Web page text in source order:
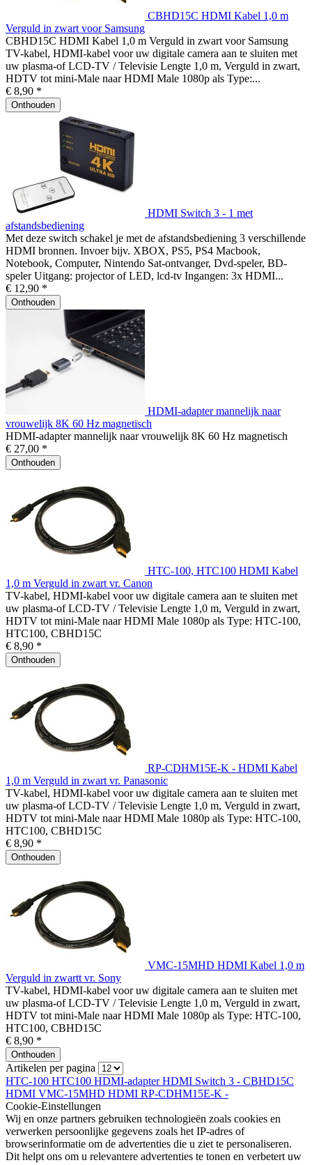
CBHD15C HDMI Kabel 1,0 m
Verguld in zwart voor Samsung
CBHD15C HDMI Kabel 1,0 m Verguld in zwart voor Samsung
TV-kabel, HDMI-kabel voor uw digitale camera aan te sluiten met
uw plasma-of LCD-TV / Televisie Lengte 1,0 m, Verguld in zwart,
HDTV tot mini-Male naar HDMI Male 1080p als Type:...
€ 8,90 *
Onthouden
HDMI Switch 3 - 1 met
afstandsbediening
Met deze switch schakel je met de afstandsbediening 3 verschillende
HDMI bronnen. Invoer bijv. XBOX, PS5, PS4 Macbook,
Notebook, Computer, Nintendo Sat-ontvanger, Dvd-speler, BD-
speler Uitgang: projector of LED, lcd-tv Ingangen: 3x HDMI...
€ 12,90 *
Onthouden
HDMI-adapter mannelijk naar
vrouwelijk 8K 60 Hz magnetisch
HDMI-adapter mannelijk naar vrouwelijk 8K 60 Hz magnetisch
€ 27,00 *
Onthouden
HTC-100, HTC100 HDMI Kabel
1,0 m Verguld in zwart vr. Canon
TV-kabel, HDMI-kabel voor uw digitale camera aan te sluiten met
uw plasma-of LCD-TV / Televisie Lengte 1,0 m, Verguld in zwart,
HDTV tot mini-Male naar HDMI Male 1080p als Type: HTC-100,
HTC100, CBHD15C
€ 8,90 *
Onthouden
RP-CDHM15E-K - HDMI Kabel
1,0 m Verguld in zwart vr. Panasonic
TV-kabel, HDMI-kabel voor uw digitale camera aan te sluiten met
uw plasma-of LCD-TV / Televisie Lengte 1,0 m, Verguld in zwart,
HDTV tot mini-Male naar HDMI Male 1080p als Type: HTC-100,
HTC100, CBHD15C
€ 8,90 *
Onthouden
VMC-15MHD HDMI Kabel 1,0 m
Verguld in zwartt vr. Sony
TV-kabel, HDMI-kabel voor uw digitale camera aan te sluiten met
uw plasma-of LCD-TV / Televisie Lengte 1,0 m, Verguld in zwart,
HDTV tot mini-Male naar HDMI Male 1080p als Type: HTC-100,
HTC100, CBHD15C
€ 8,90 *
Onthouden
Artikelen per pagina
HTC-100 HTC100 HDMI-adapterHDMI Switch 3 - CBHD15C
HDMI VMC-15MHD HDMI RP-CDHM15E-K -
Cookie-Einstellungen
Wij en onze partners gebruiken technologieën zoals cookies en
verwerken persoonlijke gegevens zoals het IP-adres of
browserinformatie om de advertenties die u ziet te personaliseren.
Dit helpt ons om u relevantere advertenties te tonen en verbetert uw